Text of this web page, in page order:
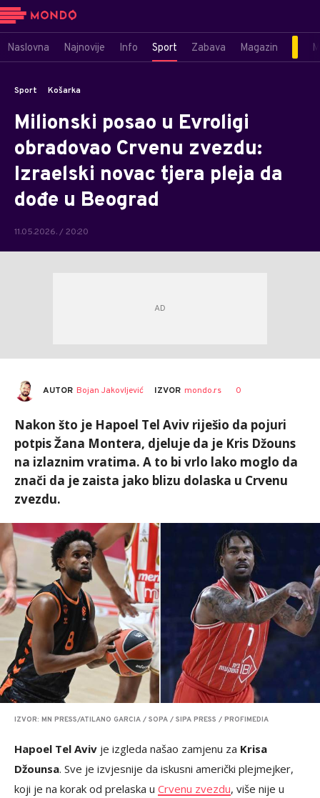
Naslovna Najnovije Info Sport Zabava Magazin
Sport Košarka
Milionski posao u Evroligi
obradovao Crvenu zvezdu:
Izraelski novac tjera pleja da
dođe u Beograd
11.05.2026. / 20:20
AUTOR Bojan Jakovljević IZVOR mondo.rs 0
Nakon što je Hapoel Tel Aviv riješio da pojuri
potpis Žana Montera, djeluje da je Kris Džouns
na izlaznim vratima. A to bi vrlo lako moglo da
znači da je zaista jako blizu dolaska u Crvenu
zvezdu.
IZVOR: MN PRESS/ATILANO GARCIA / SOPA / SIPA PRESS / PROFIMEDIA
Hapoel Tel Aviv je izgleda našao zamjenu za Krisa
Džounsa. Sve je izvjesnije da iskusni američki plejmejker,
koji je na korak od prelaska u Crvenu zvezdu, više nije u